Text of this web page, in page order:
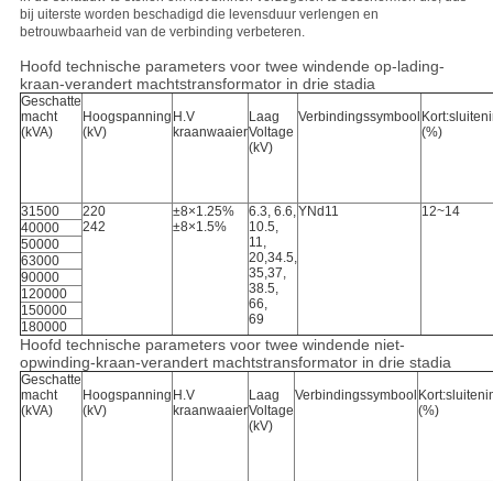
bij uiterste worden beschadigd die levensduur verlengen en
betrouwbaarheid van de verbinding verbeteren.
Hoofd technische parameters voor twee windende op-lading-
kraan-verandert machtstransformator in drie stadia
Geschatte
macht
(kVA)
Hoogspanning
(kV)
H.V
kraanwaaier
Laag
Voltage
(kV)
Verbindingssymbool
(%)
31500
220
242
±8×1.25%
±8×1.5%
6.3, 6.6,
10.5,
11,
20,34.5,
35,37,
38.5,
66,
69
YNd11
12~14
40000
50000
63000
90000
120000
150000
180000
Hoofd technische parameters voor twee windende niet-
opwinding-kraan-verandert machtstransformator in drie stadia
Geschatte
macht
(kVA)
Hoogspanning
(kV)
H.V
kraanwaaier
Laag
Voltage
(kV)
Verbindingssymbool
(%)